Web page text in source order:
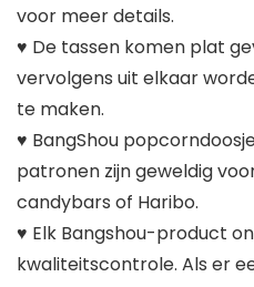
voor meer details.
♥ De tassen komen plat
vervolgens uit elkaar
te maken.
♥ BangShou
patronen zijn geweldig
candybars of Haribo.
♥ Elk Bangshou-product
kwaliteitscontrole. Als er